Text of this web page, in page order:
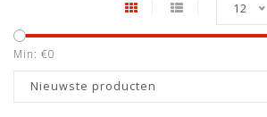
12
Min: €0
Nieuwste producten